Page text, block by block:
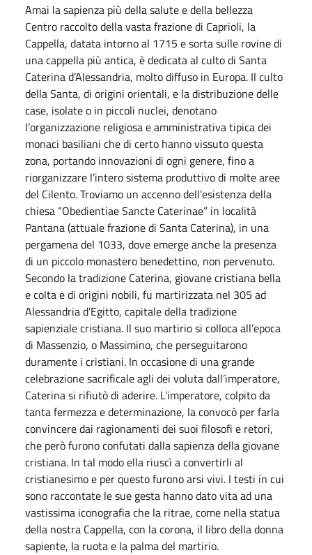
Amai la sapienza più della salute e della bellezza
Centro raccolto della vasta frazione di Caprioli, la
Cappella, datata intorno al 1715 e sorta sulle rovine di
una cappella più antica, è dedicata al culto di Santa
Caterina d’Alessandria, molto diffuso in Europa. Il culto
della Santa, di origini orientali, e la distribuzione delle
case, isolate o in piccoli nuclei, denotano
l’organizzazione religiosa e amministrativa tipica dei
monaci basiliani che di certo hanno vissuto questa
zona, portando innovazioni di ogni genere, fino a
riorganizzare l’intero sistema produttivo di molte aree
del Cilento. Troviamo un accenno dell’esistenza della
chiesa “Obedientiae Sancte Caterinae” in località
Pantana (attuale frazione di Santa Caterina), in una
pergamena del 1033, dove emerge anche la presenza
di un piccolo monastero benedettino, non pervenuto.
Secondo la tradizione Caterina, giovane cristiana bella
e colta e di origini nobili, fu martirizzata nel 305 ad
Alessandria d’Egitto, capitale della tradizione
sapienziale cristiana. Il suo martirio si colloca all’epoca
di Massenzio, o Massimino, che perseguitarono
duramente i cristiani. In occasione di una grande
celebrazione sacrificale agli dei voluta dall’imperatore,
Caterina si rifiutò di aderire. L’imperatore, colpito da
tanta fermezza e determinazione, la convocò per farla
convincere dai ragionamenti dei suoi filosofi e retori,
che però furono confutati dalla sapienza della giovane
cristiana. In tal modo ella riuscì a convertirli al
cristianesimo e per questo furono arsi vivi. I testi in cui
sono raccontate le sue gesta hanno dato vita ad una
vastissima iconografia che la ritrae, come nella statua
della nostra Cappella, con la corona, il libro della donna
sapiente, la ruota e la palma del martirio.